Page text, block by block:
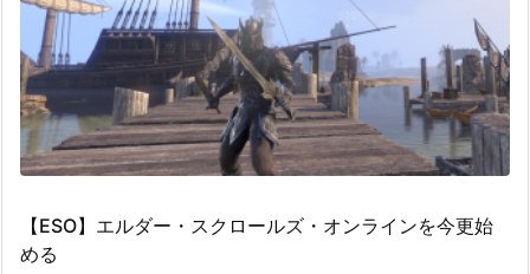
【ESO】エルダー・スクロールズ・オンラインを今更始
める